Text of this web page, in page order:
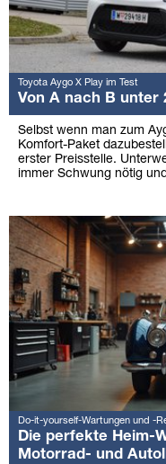
Toyota Aygo X Play im Test
Von A nach B unter
Selbst wenn man zum
Komfort-Paket
erster Preisstelle.
immer Schwung nötig
Do-it-yourself-Wartungen und -
Die perfekte Heim-
Motorrad- und